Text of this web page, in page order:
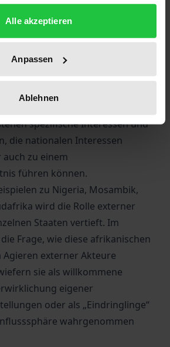
Alle akzeptieren
Anpassen
Ablehnen
dabei spielen.
wie die EU, die USA, internationale
Indien und Brasilien – betonen
Partnerschaft“ mit Afrika. In
dargestellt, wie stark deren
spezifische Interessen und
die nationalen Interessen
zu einem
führen können.
zu Nigeria, Mosambik,
wird die Rolle externer
Staaten vertieft. Im
Frage, wie diese afrikanischen
Agieren externer Akteure
sie als willkommene
eigener
oder als „Eindringlinge“
wahrgenommen